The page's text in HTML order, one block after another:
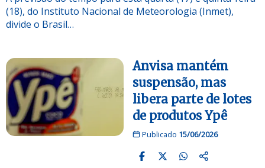
(18), do Instituto Nacional de Meteorologia (Inmet),
divide o Brasil…
Anvisa mantém
suspensão, mas
libera parte de lotes
de produtos Ypê
Publicado 15/06/2026